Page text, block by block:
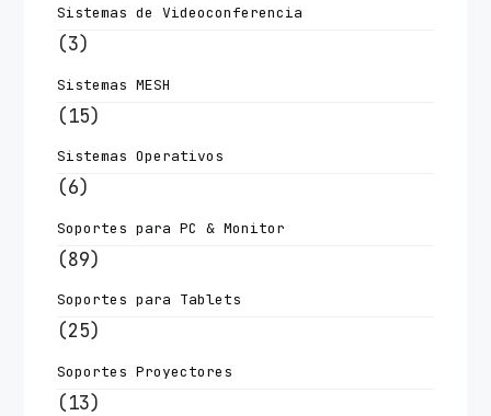
Sistemas de Videoconferencia
(3)
Sistemas MESH
(15)
Sistemas Operativos
(6)
Soportes para PC & Monitor
(89)
Soportes para Tablets
(25)
Soportes Proyectores
(13)